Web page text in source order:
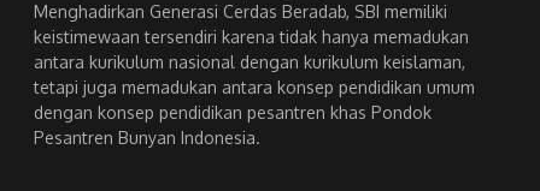
Menghadirkan Generasi Cerdas Beradab, SBI memiliki
keistimewaan tersendiri karena tidak hanya memadukan
antara kurikulum nasional dengan kurikulum keislaman,
tetapi juga memadukan antara konsep pendidikan umum
dengan konsep pendidikan pesantren khas Pondok
Pesantren Bunyan Indonesia.